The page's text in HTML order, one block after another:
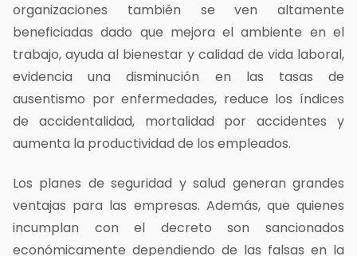
organizaciones también se ven altamente
beneficiadas dado que mejora el ambiente en el
trabajo, ayuda al bienestar y calidad de vida laboral,
evidencia una disminución en las tasas de
ausentismo por enfermedades, reduce los índices
de accidentalidad, mortalidad por accidentes y
aumenta la productividad de los empleados.
Los planes de seguridad y salud generan grandes
ventajas para las empresas. Además, que quienes
incumplan con el decreto son sancionados
económicamente dependiendo de las falsas en la